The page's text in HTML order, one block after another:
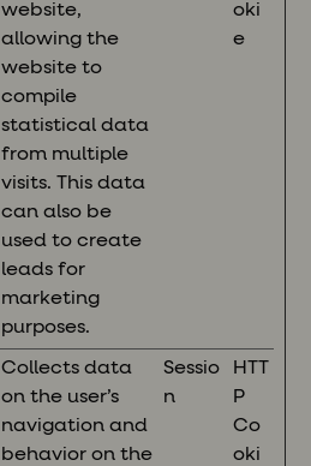
website,
allowing the
website to
compile
statistical data
from multiple
visits. This data
can also be
used to create
leads for
marketing
purposes.
oki
e
Collects data
on the user’s
navigation and
behavior on the
Sessio
n
HTT
P
Co
oki